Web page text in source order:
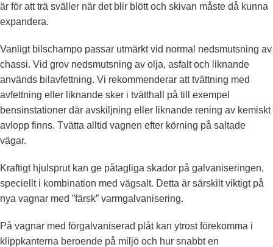
är för att trä sväller när det blir blött och skivan måste då kunna
expandera.
Vanligt bilschampo passar utmärkt vid normal nedsmutsning av
chassi. Vid grov nedsmutsning av olja, asfalt och liknande
används bilavfettning. Vi rekommenderar att tvättning med
avfettning eller liknande sker i tvätthall på till exempel
bensinstationer där avskiljning eller liknande rening av kemiskt
avlopp finns. Tvätta alltid vagnen efter körning på saltade
vägar.
Kraftigt hjulsprut kan ge påtagliga skador på galvaniseringen,
speciellt i kombination med vägsalt. Detta är särskilt viktigt på
nya vagnar med ”färsk” varmgalvanisering.
På vagnar med förgalvaniserad plåt kan ytrost förekomma i
klippkanterna beroende på miljö och hur snabbt en